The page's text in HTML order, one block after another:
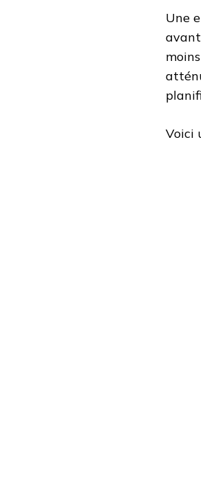
Une
Voici